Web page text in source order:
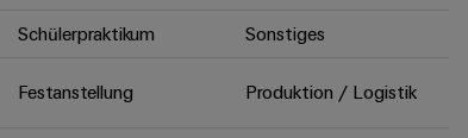
Schülerpraktikum Sonstiges
Festanstellung Produktion / Logistik